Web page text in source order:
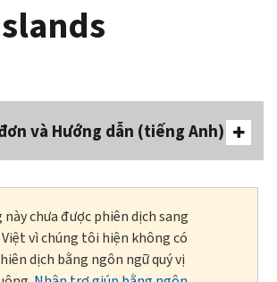
và Hướng dẫn (tiếng Anh)
này chưa được phiên dịch sang
vì chúng tôi hiện không có
dịch bằng ngôn ngữ quý vị